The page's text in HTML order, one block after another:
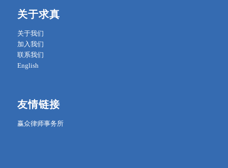
关于求真
关于我们
加入我们
联系我们
English
友情链接
赢众律师事务所